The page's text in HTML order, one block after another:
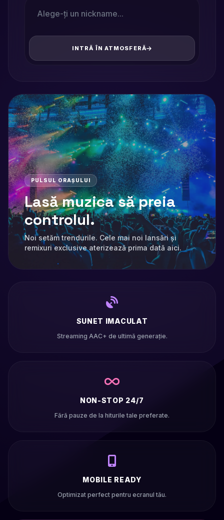
INTRĂ ÎN ATMOSFERĂ
PULSUL ORAȘULUI
Lasă muzica să preia
controlul.
Noi setăm trendurile. Cele mai noi lansări și
remixuri exclusive aterizează prima dată aici.
SUNET IMACULAT
Streaming AAC+ de ultimă generație.
NON-STOP 24/7
Fără pauze de la hiturile tale preferate.
MOBILE READY
Optimizat perfect pentru ecranul tău.